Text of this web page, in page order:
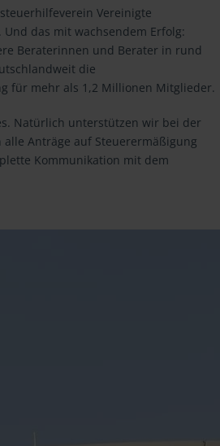
Vereinigte
Und das mit wachsendem Erfolg:
Beraterinnen und Berater in rund
die
für mehr als 1,2 Millionen Mitglieder.
Natürlich unterstützen wir bei der
Anträge auf Steuerermäßigung
Kommunikation mit dem